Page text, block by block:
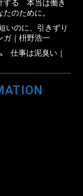
する 本当は働き
のために。
いのに、引きずり
ガ｜枡野浩一
仕事は泥臭い｜